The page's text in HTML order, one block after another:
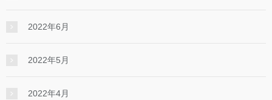
2022年6月
2022年5月
2022年4月